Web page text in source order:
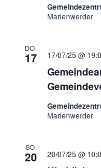
Marienwerder
DO.
17 17/07/25 @
Marienwerder
SO.
20 20/07/25 @